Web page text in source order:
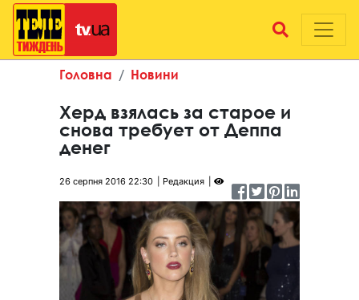
Головна Новини
Херд взялась за старое и
снова требует от Деппа
денег
26 серпня 2016 22:30 Редакция